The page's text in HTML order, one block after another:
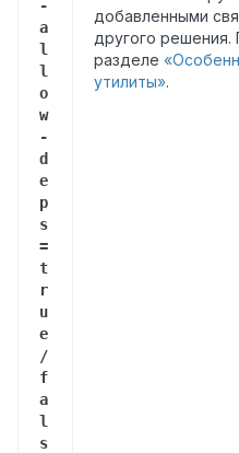
-
a
l
l
o
w
-
d
e
p
s
=
t
r
u
e
/
f
a
l
s
добавленными
другого
разделе
утилиты».